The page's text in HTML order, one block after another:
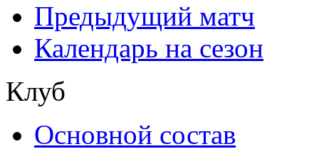
Предыдущий матч
Календарь на сезон
Клуб
Основной состав